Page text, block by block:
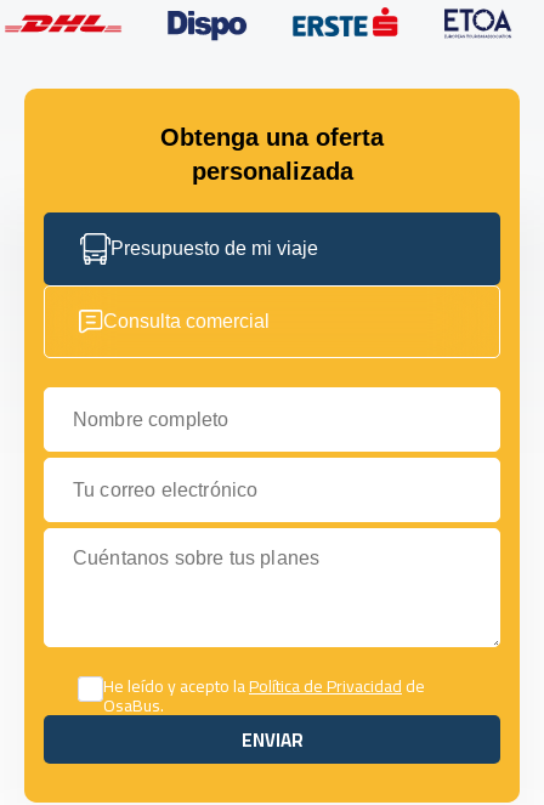
Obtenga una oferta
personalizada
Presupuesto de mi viaje
Consulta comercial
Nombre completo
Tu correo electrónico
Cuéntanos sobre tus planes
He leído y acepto laPolítica de Privacidadde
OsaBus.
ENVIAR
ENVIAR